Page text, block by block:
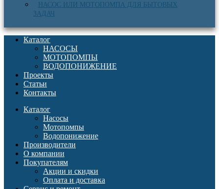
НАСОС ИЛИ МОТОПОМПА ДЛЯ БЫТОВЫХ
ЗАДАЧ
Каталог
НАСОСЫ
МОТОПОМПЫ
ВОДОПОНИЖЕНИЕ
Проекты
Статьи
Контакты
Каталог
Насосы
Мотопомпы
Водопонижение
Производители
О компании
Покупателям
Акции и скидки
Оплата и доставка